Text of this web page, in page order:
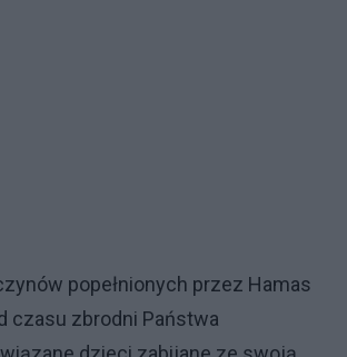
popełnionych przez Hamas
czasu zbrodni Państwa